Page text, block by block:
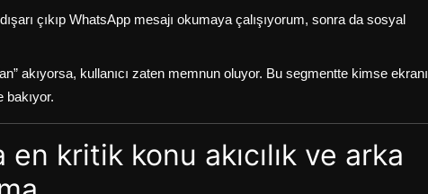
çıkıp WhatsApp mesajı okumaya çalışıyorum, sonra da sosyal
akıyorsa, kullanıcı zaten memnun oluyor. Bu segmentte kimse ekranı
bakıyor.
kritik konu akıcılık ve arka